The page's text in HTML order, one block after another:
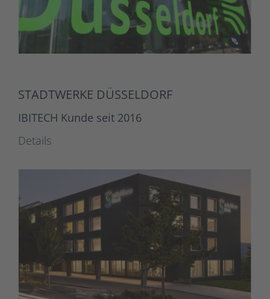
STADTWERKE DÜSSELDORF
IBITECH Kunde seit 2016
Details